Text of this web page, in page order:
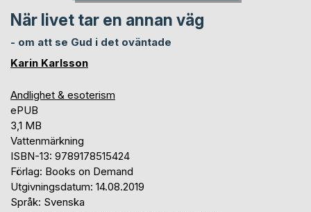
När livet tar en annan väg
- om att se Gud i det oväntade
Karin Karlsson
Andlighet & esoterism
ePUB
3,1 MB
Vattenmärkning
ISBN-13: 9789178515424
Förlag: Books on Demand
Utgivningsdatum: 14.08.2019
Språk: Svenska